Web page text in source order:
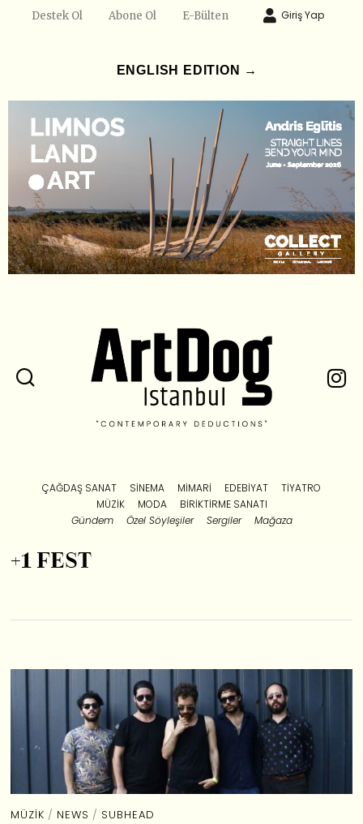
Destek Ol Abone Ol E-Bülten Giriş Yap
ENGLISH EDITION →
ÇAĞDAŞ SANAT SINEMA MIMARI EDEBIYAT
TIYATRO
MÜZIK
MODA
BIRIKTIRME SANATI
Gündem
Özel Söyleşiler Sergiler Mağaza
+1 FEST
MÜZIK / NEWS / SUBHEAD